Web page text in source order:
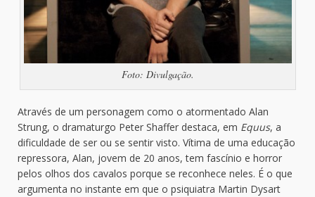
Foto: Divulgação.
Através de um personagem como o atormentado Alan
Strung, o dramaturgo Peter Shaffer destaca, em Equus, a
dificuldade de ser ou se sentir visto. Vítima de uma educação
repressora, Alan, jovem de 20 anos, tem fascínio e horror
pelos olhos dos cavalos porque se reconhece neles. É o que
argumenta no instante em que o psiquiatra Martin Dysart